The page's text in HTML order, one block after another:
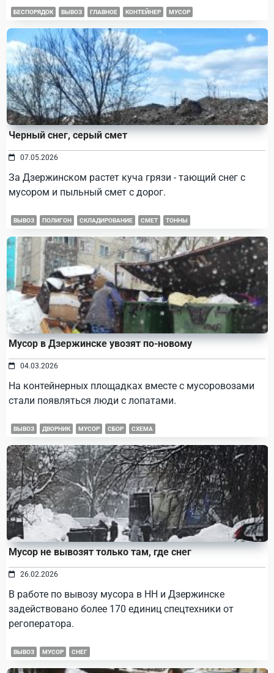
БЕСПОРЯДОК ВЫВОЗ ГЛАВНОЕ КОНТЕЙНЕР МУСОР
Черный снег, серый смет
07.05.2026
За Дзержинском растет куча грязи - тающий снег с
мусором и пыльный смет с дорог.
ВЫВОЗ ПОЛИГОН СКЛАДИРОВАНИЕ СМЕТ ТОННЫ
Мусор в Дзержинске увозят по-новому
04.03.2026
На контейнерных площадках вместе с мусоровозами
стали появляться люди с лопатами.
ВЫВОЗ ДВОРНИК МУСОР СБОР СХЕМА
Мусор не вывозят только там, где снег
26.02.2026
В работе по вывозу мусора в НН и Дзержинске
задействовано более 170 единиц спецтехники от
регоператора.
ВЫВОЗ МУСОР СНЕГ